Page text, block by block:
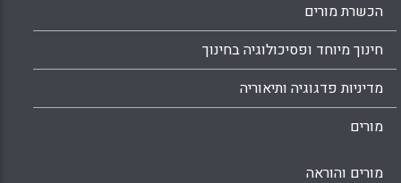
הכשרת מורים
חינוך מיוחד ופסיכולוגיה בחינוך
מדיניות פדגוגיה ותיאוריה
מורים
מורים והוראה